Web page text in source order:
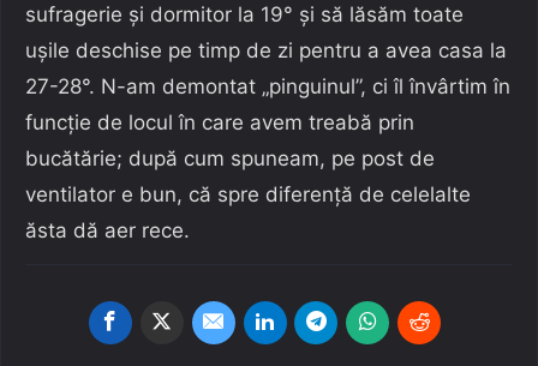
sufragerie și dormitor la 19° și să lăsăm toate
ușile deschise pe timp de zi pentru a avea casa la
27-28°. N-am demontat „pinguinul”, ci îl învârtim în
funcție de locul în care avem treabă prin
bucătărie; după cum spuneam, pe post de
ventilator e bun, că spre diferență de celelalte
ăsta dă aer rece.